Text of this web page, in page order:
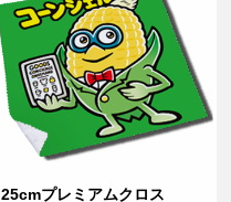
25cmプレミアムクロス